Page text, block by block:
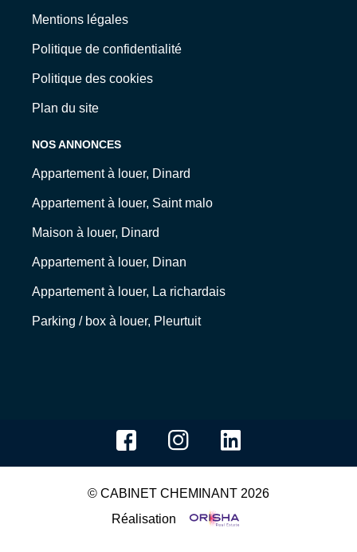
Mentions légales
Politique de confidentialité
Politique des cookies
Plan du site
NOS ANNONCES
Appartement à louer, Dinard
Appartement à louer, Saint malo
Maison à louer, Dinard
Appartement à louer, Dinan
Appartement à louer, La richardais
Parking / box à louer, Pleurtuit
© CABINET CHEMINANT 2026
Réalisation